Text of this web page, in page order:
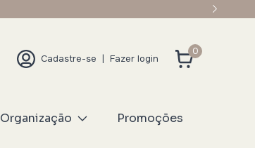
Cadastre-se | Fazer login
0
Organização Promoções